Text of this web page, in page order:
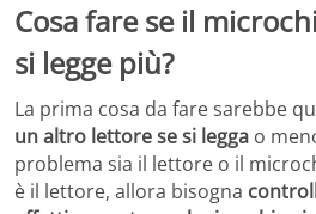
Cosa fare se il
si legge più?
La prima cosa da fare sarebbe
un altro lettore se si legga o
problema sia il lettore o il
è il lettore, allora bisogna